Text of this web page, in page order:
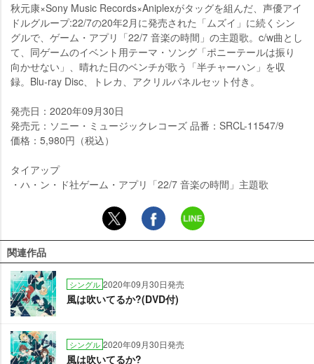
秋元康×Sony Music Records×Aniplexがタッグを組んだ、声優アイ
ドルグループ:22/7の20年2月に発売された「ムズイ」に続くシン
グルで、ゲーム・アプリ「22/7 音楽の時間」の主題歌。c/w曲とし
て、同ゲームのイベント用テーマ・ソング「ポニーテールは振り
向かせない」、晴れた日のベンチが歌う「半チャーハン」を収
録。Blu-ray Disc、トレカ、アクリルパネルセット付き。
発売日：2020年09月30日
発売元：ソニー・ミュージックレコーズ 品番：SRCL-11547/9
価格：5,980円（税込）
タイアップ
・ハ・ン・ド社ゲーム・アプリ「22/7 音楽の時間」主題歌
関連作品
シングル 2020年09月30日発売
風は吹いてるか?(DVD付)
シングル 2020年09月30日発売
風は吹いてるか?